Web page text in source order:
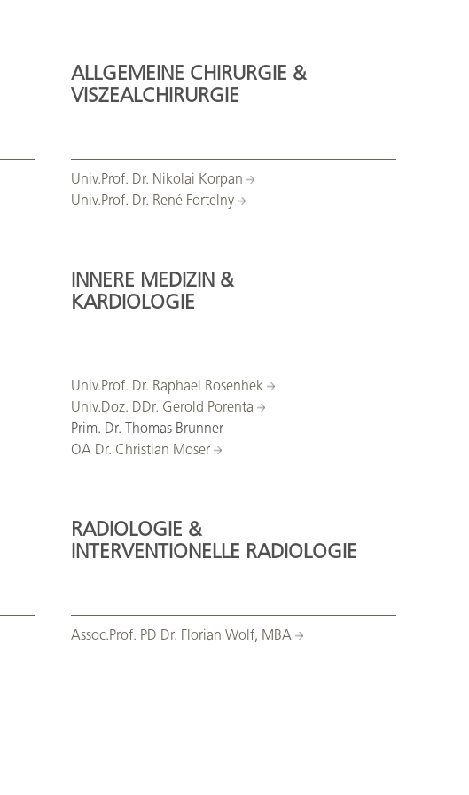
ALLGEMEINE CHIRURGIE &
VISZEALCHIRURGIE
Univ.Prof. Dr. Nikolai Korpan
Univ.Prof. Dr. René Fortelny
INNERE MEDIZIN &
KARDIOLOGIE
Univ.Prof. Dr. Raphael Rosenhek
Univ.Doz. DDr. Gerold Porenta
Prim. Dr. Thomas Brunner
OA Dr. Christian Moser
RADIOLOGIE &
INTERVENTIONELLE RADIOLOGIE
Assoc.Prof. PD Dr. Florian Wolf, MBA